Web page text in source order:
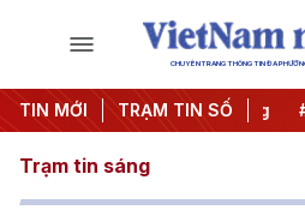
CHUYÊN TRANG THÔNG TIN ĐA
TIN MỚI TRẠM TIN SỐ
quyết thành hành động
Trạm tin sáng